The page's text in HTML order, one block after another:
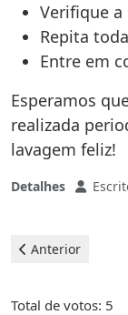
Verifique a
Repita
Entre em
Esperamos
realizada
lavagem feliz!
Detalhes
Artigo anterior:
Anterior
Votos do utilizador:
Total de votos: 5